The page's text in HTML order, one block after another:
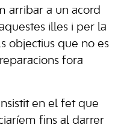
arribar a un acord
illes i per la
objectius que no es
fora
en el fet que
fins al darrer